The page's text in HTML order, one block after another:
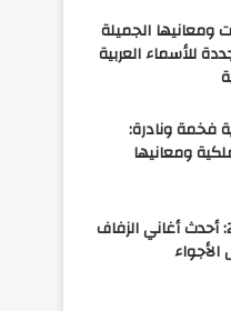
ومعانيها الجميلة
للأسماء العربية
فخمة ونادرة:
ومعانيها
أغاني أفراح 2026: أحدث أغاني الزفاف